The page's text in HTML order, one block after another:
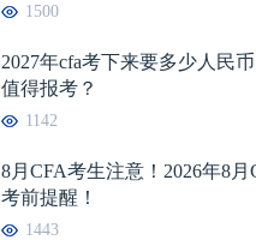
1500
2027年cfa考下来要多少人民
值得报考？
1142
8月CFA考生注意！2026年8月
考前提醒！
1443